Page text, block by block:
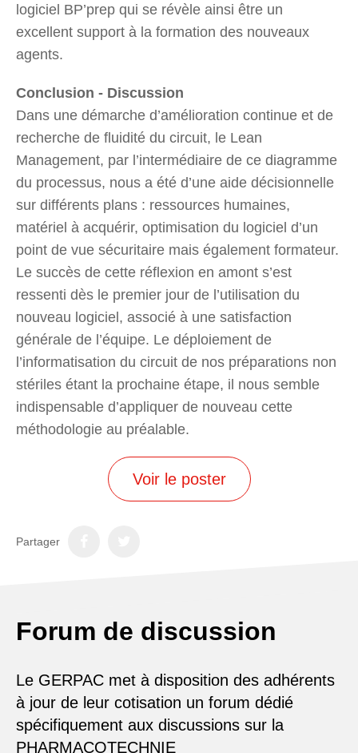
logiciel BP’prep qui se révèle ainsi être un
excellent support à la formation des nouveaux
agents.
Conclusion - Discussion
Dans une démarche d’amélioration continue et de
recherche de fluidité du circuit, le Lean
Management, par l’intermédiaire de ce diagramme
du processus, nous a été d’une aide décisionnelle
sur différents plans : ressources humaines,
matériel à acquérir, optimisation du logiciel d’un
point de vue sécuritaire mais également formateur.
Le succès de cette réflexion en amont s’est
ressenti dès le premier jour de l’utilisation du
nouveau logiciel, associé à une satisfaction
générale de l’équipe. Le déploiement de
l’informatisation du circuit de nos préparations non
stériles étant la prochaine étape, il nous semble
indispensable d’appliquer de nouveau cette
méthodologie au préalable.
Voir le poster
Partager
Forum de discussion
Le GERPAC met à disposition des adhérents
à jour de leur cotisation un forum dédié
spécifiquement aux discussions sur la
PHARMACOTECHNIE